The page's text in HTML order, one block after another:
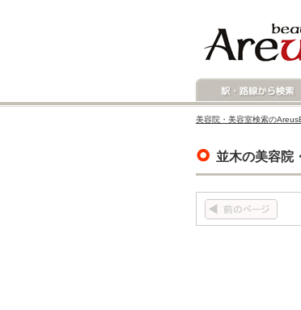
美容院・美容室検索の
並木の美容院